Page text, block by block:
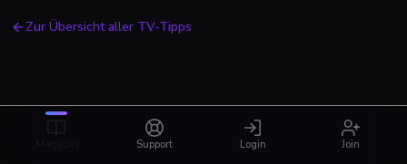
Zur Übersicht aller TV-Tipps
Support Login Join